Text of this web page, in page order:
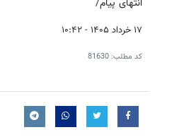
fullscreen
۱۷ خرداد ۱۴۰۵ - ۱۰:۴۲
کد مطلب: 81630